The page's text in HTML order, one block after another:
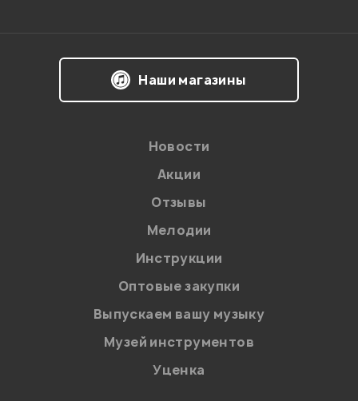
на обработку персональных данных в
Политикой в отношении обработки
персональных данных.
Введите проверочное число:
Наши магазины
Новости
Акции
Отзывы
Мелодии
Инструкции
Оптовые закупки
Выпускаем вашу музыку
Музей инструментов
Уценка